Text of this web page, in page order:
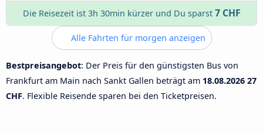
Die Reisezeit ist 3h 30min kürzer und Du sparst 7 CHF
Alle Fahrten für morgen anzeigen
Bestpreisangebot: Der Preis für den günstigsten Bus von
Frankfurt am Main nach Sankt Gallen beträgt am 18.08.2026 27
CHF. Flexible Reisende sparen bei den Ticketpreisen.